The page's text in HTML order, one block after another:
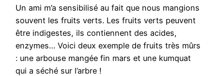
Un ami m’a sensibilisé au fait que nous mangions
souvent les fruits verts. Les fruits verts peuvent
être indigestes, ils contiennent des acides,
enzymes… Voici deux exemple de fruits très mûrs
: une arbouse mangée fin mars et une kumquat
qui a séché sur l’arbre !